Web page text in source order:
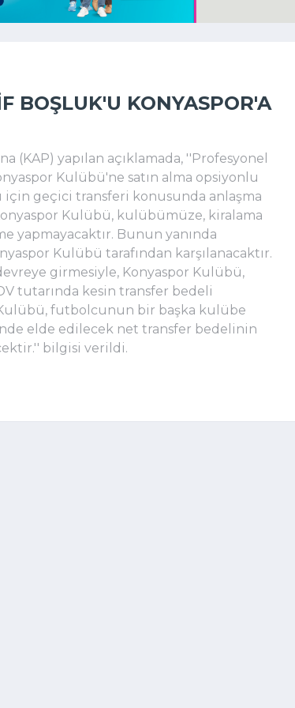
BOŞLUK'U KONYASPOR'A
(KAP) yapılan açıklamada, ''Profesyonel
Kulübü'ne satın alma opsiyonlu
için geçici transferi konusunda anlaşma
Kulübü, kulübümüze, kiralama
yapmayacaktır. Bunun yanında
Kulübü tarafından karşılanacaktır.
girmesiyle, Konyaspor Kulübü,
tutarında kesin transfer bedeli
futbolcunun bir başka kulübe
elde edilecek net transfer bedelinin
bilgisi verildi.